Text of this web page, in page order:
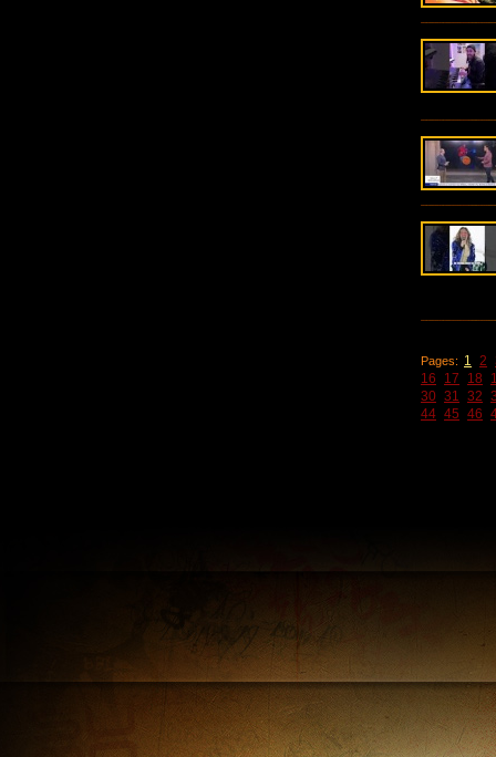
Pages: 1 2
16
17 18
30 31 32
44 45 46